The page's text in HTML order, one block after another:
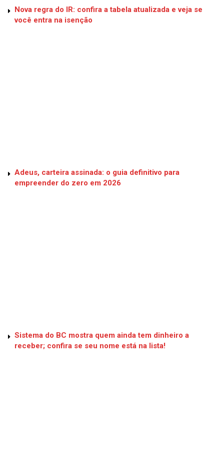
Nova regra do IR: confira a tabela atualizada e veja se
você entra na isenção
Adeus, carteira assinada: o guia definitivo para
empreender do zero em 2026
Sistema do BC mostra quem ainda tem dinheiro a
receber; confira se seu nome está na lista!